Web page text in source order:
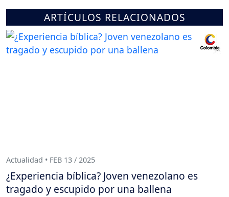
ARTÍCULOS RELACIONADOS
Actualidad • FEB 13 / 2025
¿Experiencia bíblica? Joven venezolano es
tragado y escupido por una ballena